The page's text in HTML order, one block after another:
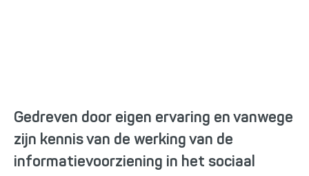
Gedreven door eigen ervaring en vanwege
zijn kennis van de werking van de
informatievoorziening in het sociaal